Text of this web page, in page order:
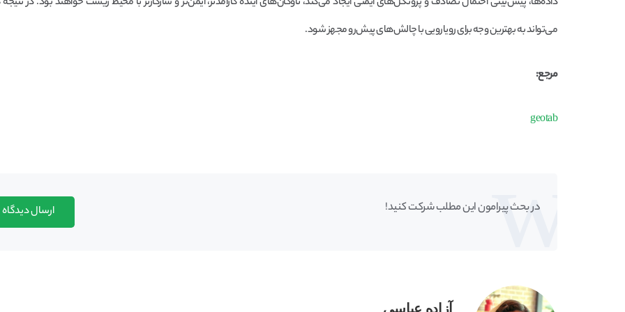
می‌تواند به بهترین وجه برای رویارویی با چالش‌های پیش‌رو مجهز شود.
مرجع:
geotab
در بحث‌‌ پیرامون این مطلب شرکت کنید! ارسال دیدگاه
آزاده عباسی